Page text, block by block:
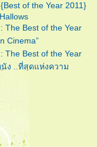
เพลงฟังชวน
ๆ ที่ชื่อ 'ลุลา'
กระจุย เลือด
กระเจิง!!!
ที่คู่ควรกับการ
เมริกา’
ามรัก อาจแพ้
าม ‘เห็นแก่
of the Year 2011}
Best of the Year
Cinema”
Best of the Year
ง ..ที่สุดแห่งความ
Best of the Year
สุดแห่งความประทับใจ”
Best of the Year
My Home”
Best of the Year